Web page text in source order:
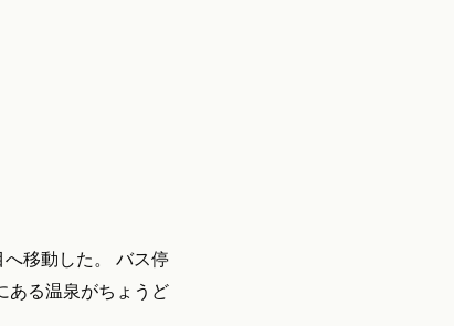
移動した。 バス停
ある温泉がちょうど